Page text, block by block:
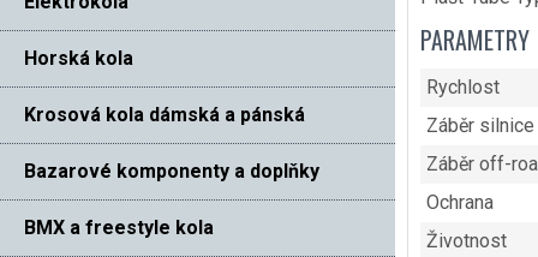
Horská kola
Krosová kola dámská a pánská
Bazarové komponenty a doplňky
BMX a freestyle kola
PARAMETRY
Rychlost
Záběr silnice
Záběr off-
Ochrana
Životnost